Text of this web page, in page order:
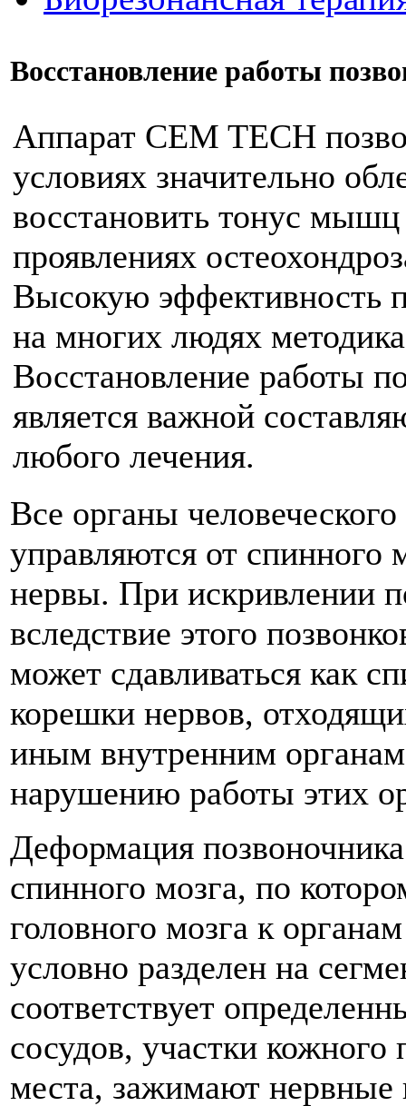
Восстановление работы
Аппарат СEM TECH
условиях значительно
восстановить тонус
проявлениях
Высокую эффективность
на многих людях
Восстановление работы
является важной
любого лечения.
Все органы
управляются от спинного
нервы. При искривлении
вследствие этого
может сдавливаться как
корешки нервов,
иным внутренним
нарушению работы этих
Деформация
спинного мозга, по
головного мозга к
условно разделен на
соответствует
сосудов, участки
места, зажимают